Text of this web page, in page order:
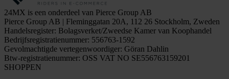
24MX is een onderdeel van Pierce Group AB
Pierce Group AB | Fleminggatan 20A, 112 26 Stockholm, Zweden
Handelsregister: Bolagsverket/Zweedse Kamer van Koophandel
Bedrijfsregistratienummer: 556763-1592
Gevolmachtigde vertegenwoordiger: Göran Dahlin
Btw-registratienummer: OSS VAT NO SE556763159201
SHOPPEN